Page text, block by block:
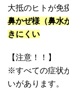
大抵のヒトが免
鼻かぜ様（鼻水
きにくい
【注意！！】
※すべての症状
いがあります。